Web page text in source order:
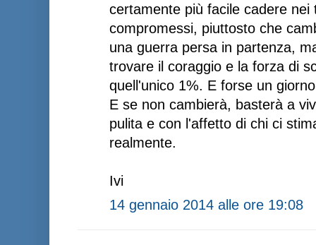
certamente più facile cadere nei
compromessi, piuttosto che
una guerra persa in partenza,
trovare il coraggio e la forza di
quell'unico 1%. E forse un
E se non cambierà, basterà a
pulita e con l'affetto di chi ci
realmente.
Ivi
14 gennaio 2014 alle ore 19:08